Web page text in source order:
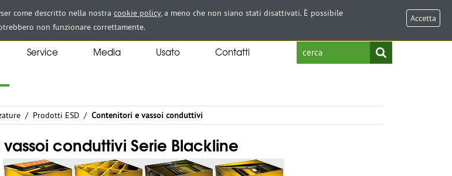
Select Language ▼
Service Media Usato Contatti
/ Prodotti ESD/ Contenitori e vassoi conduttivi
conduttivi Serie Blackline
come descritto nella nostra cookie policy, a meno che non siano stati disattivati. È possibile
non funzionare correttamente.
Accetta